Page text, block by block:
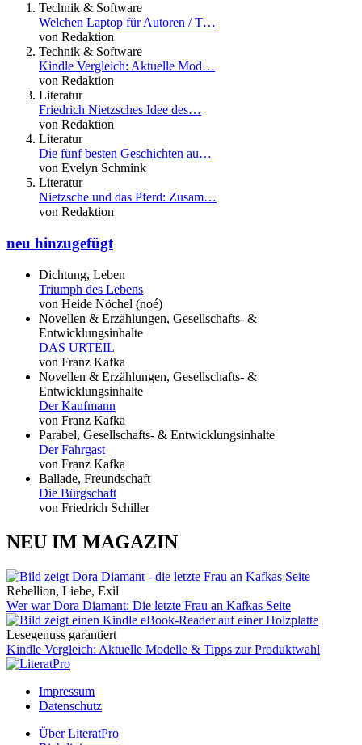
Technik & Software
Welchen Laptop für Autoren / T…
von Redaktion
Technik & Software
Kindle Vergleich: Aktuelle Mod…
von Redaktion
Literatur
Friedrich Nietzsches Idee des…
von Redaktion
Literatur
Die fünf besten Geschichten au…
von Evelyn Schmink
Literatur
Nietzsche und das Pferd: Zusam…
von Redaktion
neu hinzugefügt
Dichtung, Leben
Triumph des Lebens
von Heide Nöchel (noé)
Novellen & Erzählungen, Gesellschafts- &
Entwicklungsinhalte
DAS URTEIL
von Franz Kafka
Novellen & Erzählungen, Gesellschafts- &
Entwicklungsinhalte
Der Kaufmann
von Franz Kafka
Parabel, Gesellschafts- & Entwicklungsinhalte
Der Fahrgast
von Franz Kafka
Ballade, Freundschaft
Die Bürgschaft
von Friedrich Schiller
NEU IM MAGAZIN
Rebellion, Liebe, Exil
Wer war Dora Diamant: Die letzte Frau an Kafkas Seite
Lesegenuss garantiert
Kindle Vergleich: Aktuelle Modelle & Tipps zur Produktwahl
Impressum
Datenschutz
Über LiteratPro